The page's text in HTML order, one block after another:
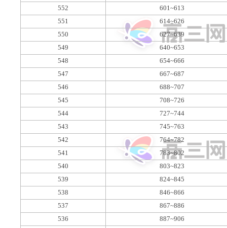
552
601~613
551
614~626
550
627~639
549
640~653
548
654~666
547
667~687
546
688~707
545
708~726
544
727~744
543
745~763
542
764~782
541
783~802
540
803~823
539
824~845
538
846~866
537
867~886
536
887~906